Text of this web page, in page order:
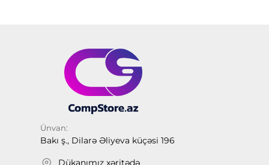
Ünvan:
Bakı ş., Dilarə Əliyeva küçəsi 196
Dükanımız xəritədə